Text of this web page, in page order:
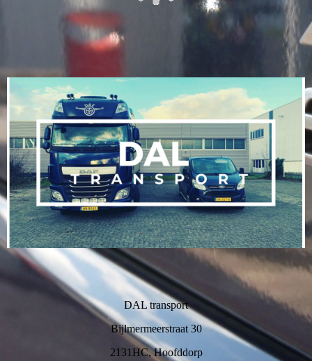
DAL transport
Bijlmermeerstraat 30
2131HC, Hoofddorp